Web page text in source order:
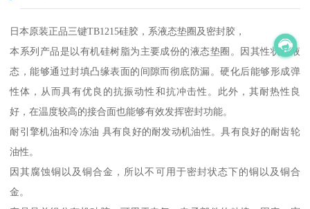
日本原装正品三键TB1215硅胶，系液态垫圈及密封胶，
本系列产品是以有机硅树脂为主要成份的液态垫圈。因其性状为液
态，能够通过封填凸缘表面的间隙而彻底防漏。硬化后能够形成弹
性体，从而具有优良的抗振动性和抗冲击性。此外，其耐热性良
好，在温度较高的接合面也能够有效发挥密封功能。
耐引擎机油和冷冻油 具有良好的耐发动机油性。具有良好的耐齿轮
油性。
因其腐蚀铜以及铜合金，所以不可用于密封状态下的铜以及铜合
金。